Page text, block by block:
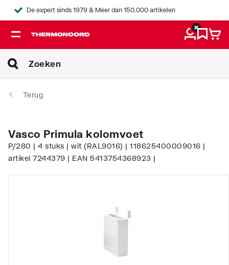
De expert sinds 1979 & Meer dan 150.000 artikelen
Terug
Vasco Primula kolomvoet
P/280 | 4 stuks | wit (RAL9016) | 118625400009016 |
artikel 7244379 | EAN 5413754368923 |